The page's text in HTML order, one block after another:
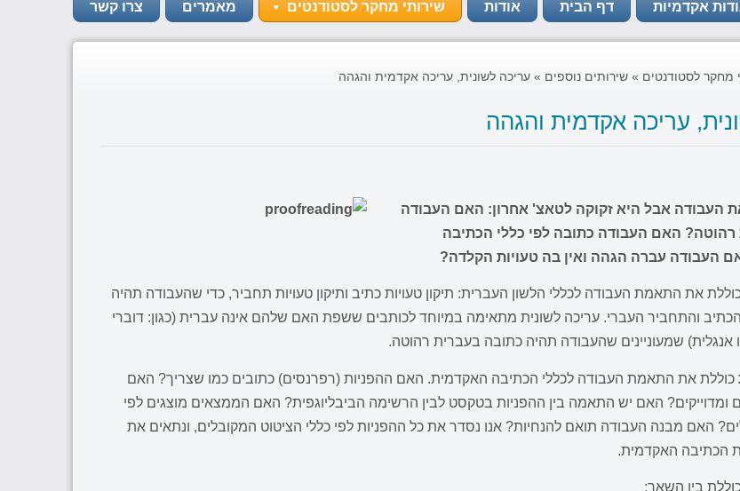
אקדמיות דף הבית אודות שירותי מחקר לסטודנטים מאמרים צרו קשר
מחקר לסטודנטים »שירותים נוספים »עריכה לשונית, עריכה אקדמית והגהה
עריכה אקדמית והגהה
העבודה אבל היא זקוקה לטאצ' אחרון: האם העבודה
רהוטה? האם העבודה כתובה לפי כללי הכתיבה
העבודה עברה הגהה ואין בה טעויות הקלדה?
את התאמת העבודה לכללי הלשון העברית: תיקון טעויות כתיב ותיקון טעויות תחביר, כדי שהעבודה תהיה
והתחביר העברי. עריכה לשונית מתאימה במיוחד לכותבים ששפת האם שלהם אינה עברית (כגון: דוברי
אנגלית) שמעוניינים שהעבודה תהיה כתובה בעברית רהוטה.
כוללת את התאמת העבודה לכללי הכתיבה האקדמית. האם ההפניות (רפרנסים) כתובים כמו שצריך? האם
ומדוייקים? האם יש התאמה בין ההפניות בטקסט לבין הרשימה הביבליוגפית? האם הממצאים מוצגים לפי
האם מבנה העבודה תואם להנחיות? אנו נסדר את כל ההפניות לפי כללי הציטוט המקובלים, ונתאים את
הכתיבה האקדמית.
בין השאר: